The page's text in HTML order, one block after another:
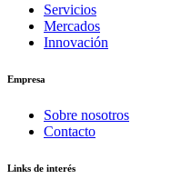
Servicios
Mercados
Innovación
Empresa
Sobre nosotros
Contacto
Links de interés